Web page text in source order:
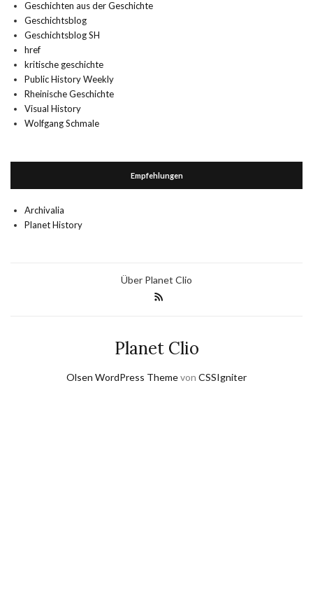
Geschichten aus der Geschichte
Geschichtsblog
Geschichtsblog SH
href
kritische geschichte
Public History Weekly
Rheinische Geschichte
Visual History
Wolfgang Schmale
Empfehlungen
Archivalia
Planet History
Über Planet Clio
Planet Clio
Olsen WordPress Themevon CSSIgniter